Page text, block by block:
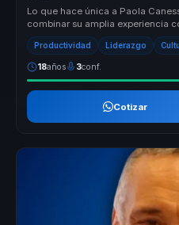
Lo que hace única a Paola
combinar su amplia experiencia
transformadora del lider...
Productividad Liderazgo
18años 3conf.
Cotizar